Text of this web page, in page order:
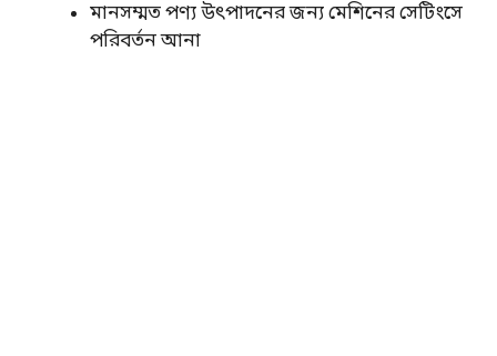
মানসম্মত পণ্য উৎপাদনের জন্য মেশিনের সেটিংসে
পরিবর্তন আনা